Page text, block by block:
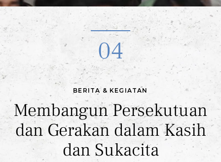
04
BERITA & KEGIATAN
Membangun Persekutuan
dan Gerakan dalam Kasih
dan Sukacita